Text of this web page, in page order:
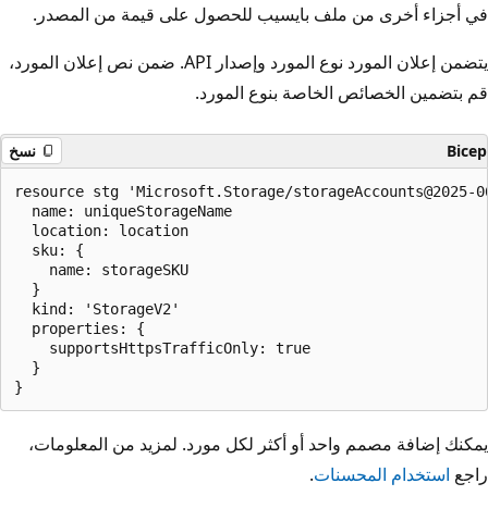
في أجزاء أخرى من ملف بايسيب للحصول على قيمة من المصدر.
يتضمن إعلان المورد نوع المورد وإصدار API. ضمن نص إعلان المورد،
قم بتضمين الخصائص الخاصة بنوع المورد.
Bicep نسخ
resource stg 'Microsoft.Storage/
  name: uniqueStorageName
  location: location
  sku: {
    name: storageSKU
  }
  kind: 'StorageV2'
  properties: {
    supportsHttpsTrafficOnly: true
  }
يمكنك إضافة مصمم واحد أو أكثر لكل مورد. لمزيد من المعلومات،
راجع استخدام المحسنات.